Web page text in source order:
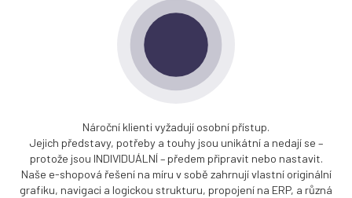
Nároční klienti vyžadují osobní přístup.
Jejich představy, potřeby a touhy jsou unikátní a nedají se –
protože jsou INDIVIDUÁLNÍ – předem připravit nebo nastavit.
Naše e-shopová řešení na míru v sobě zahrnují vlastní originální
grafiku, navigaci a logickou strukturu, propojení na ERP, a různá